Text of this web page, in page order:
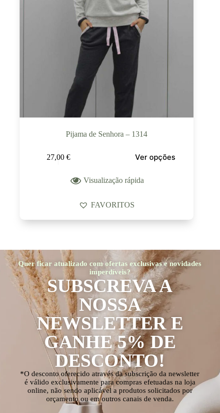
Pijama de Senhora – 1314
27,00 € Ver opções
Visualização rápida
FAVORITOS
Quer ficar atualizado com ofertas exclusivas e novidades
imperdíveis?
SUBSCREVA A
NOSSA
NEWSLETTER E
GANHE 5% DE
DESCONTO!
*O desconto oferecido através da subscrição da newsletter
é válido exclusivamente para compras efetuadas na loja
online, não sendo aplicável a produtos solicitados por
orçamento ou em outros canais de venda.